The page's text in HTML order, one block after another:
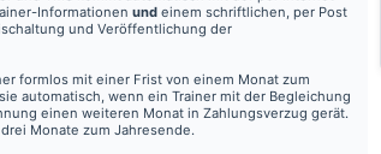
Informationen und einem schriftlichen, per Post
und Veröffentlichung der
formlos mit einer Frist von einem Monat zum
automatisch, wenn ein Trainer mit der Begleichung
einen weiteren Monat in Zahlungsverzug gerät.
Monate zum Jahresende.